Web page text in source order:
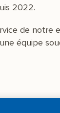
2022.
de notre
équipe